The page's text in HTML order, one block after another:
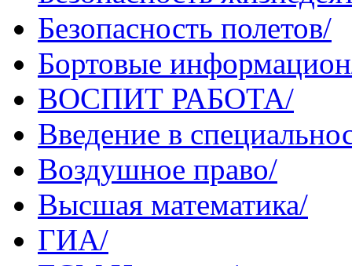
Безопасность полетов/
Бортовые
ВОСПИТ РАБОТА/
Введение в
Воздушное право/
Высшая математика/
ГИА/